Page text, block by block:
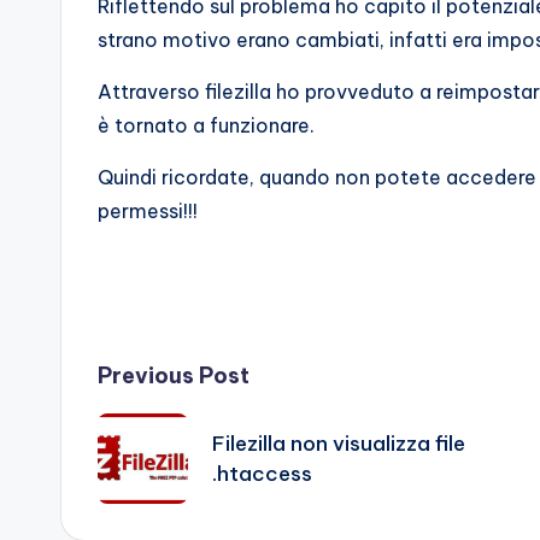
Riflettendo sul problema ho capito il
strano motivo erano cambiati, infatti era
Attraverso filezilla ho provveduto a
è tornato a funzionare.
Quindi ricordate, quando non potete
permessi!!!
Post
navigation
Previous Post
Filezilla non visualizza file
.htaccess